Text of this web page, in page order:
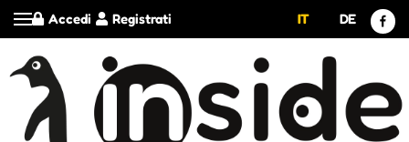
Registrati
Accedi IT DE